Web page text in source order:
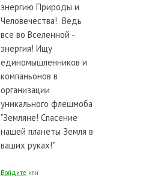
энергию Природы и
Человечества! Ведь
все во Вселенной -
энергия! Ищу
единомышленников и
компаньонов в
организации
уникального флешмоба
"Земляне! Спасение
нашей планеты Земля в
ваших руках!"
Войдите или